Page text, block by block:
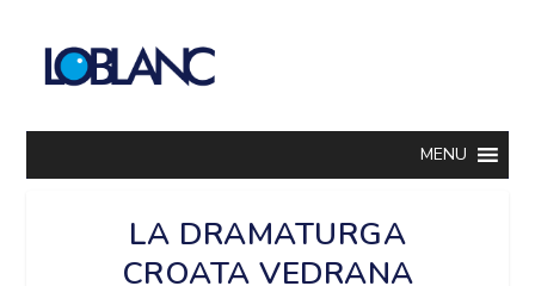
MENU
LA DRAMATURGA
CROATA VEDRANA